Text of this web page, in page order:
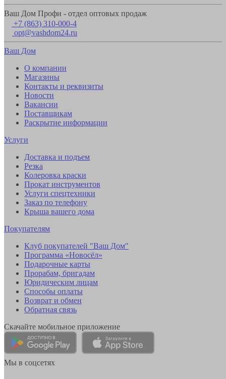
Ваш Дом Профи - отдел оптовых продаж
+7 (863) 310-000-4
opt@vashdom24.ru
Ваш Дом
О компании
Магазины
Контакты и реквизиты
Новости
Вакансии
Поставщикам
Раскрытие информации
Услуги
Доставка и подъем
Резка
Колеровка краски
Прокат инструментов
Услуги спецтехники
Заказ по телефону
Крыша вашего дома
Покупателям
Клуб покупателей "Ваш Дом"
Программа «Новосёл»
Подарочные карты
Прорабам, бригадам
Юридическим лицам
Способы оплаты
Возврат и обмен
Обратная связь
Скачайте мобильное приложение
Мы в соцсетях